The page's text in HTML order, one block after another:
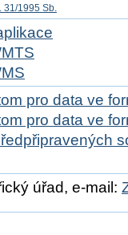
31/1995 Sb.
pro data ve
pro data ve
úřad, e-mail: